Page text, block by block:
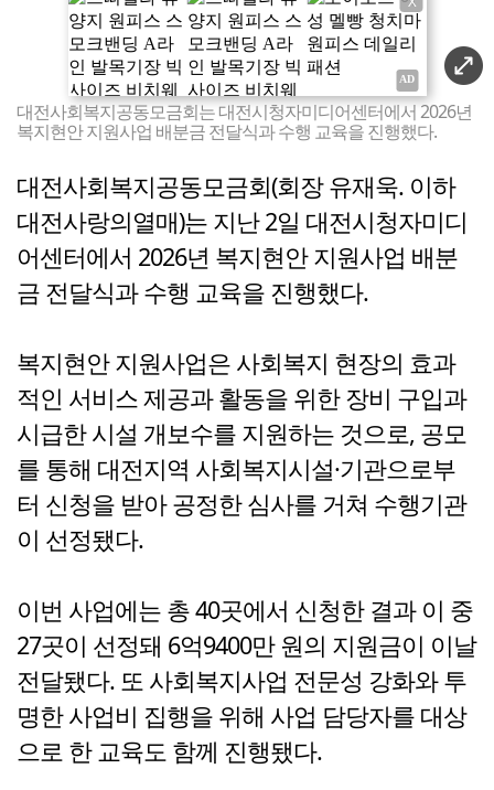
대전사회복지공동모금회는 대전시청자미디어센터에서 2026년
복지현안 지원사업 배분금 전달식과 수행 교육을 진행했다.
대전사회복지공동모금회(회장 유재욱. 이하
대전사랑의열매)는 지난 2일 대전시청자미디
어센터에서 2026년 복지현안 지원사업 배분
금 전달식과 수행 교육을 진행했다.
복지현안 지원사업은 사회복지 현장의 효과
적인 서비스 제공과 활동을 위한 장비 구입과
시급한 시설 개보수를 지원하는 것으로, 공모
를 통해 대전지역 사회복지시설·기관으로부
터 신청을 받아 공정한 심사를 거쳐 수행기관
이 선정됐다.
이번 사업에는 총 40곳에서 신청한 결과 이 중
27곳이 선정돼 6억9400만 원의 지원금이 이날
전달됐다. 또 사회복지사업 전문성 강화와 투
명한 사업비 집행을 위해 사업 담당자를 대상
으로 한 교육도 함께 진행됐다.